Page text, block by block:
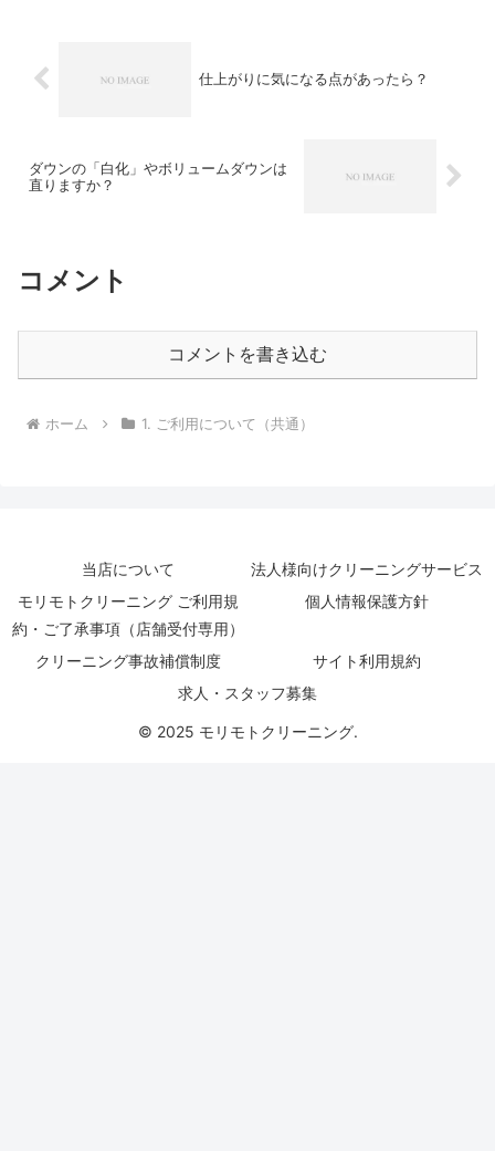
仕上がりに気になる点があったら？
ダウンの「白化」やボリュームダウンは
直りますか？
コメント
コメントを書き込む
ホーム 1. ご利用について（共通）
当店について
法人様向けクリーニングサービス
モリモトクリーニング ご利用規
約・ご了承事項（店舗受付専用）
個人情報保護方針
クリーニング事故補償制度
サイト利用規約
求人・スタッフ募集
© 2025 モリモトクリーニング.